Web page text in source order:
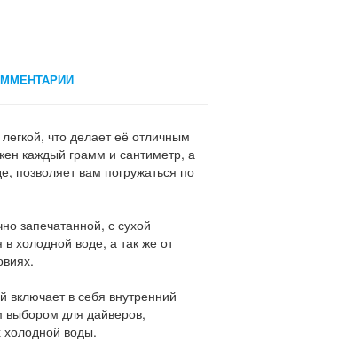
что делает её отличным
каждый грамм и сантиметр, а
позволяет вам погружаться по
запечатанной, с сухой
холодной воде, а так же от
включает в себя внутренний
выбором для дайверов,
холодной воды.